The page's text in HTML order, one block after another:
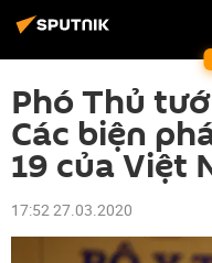
Phó Thủ
Các biện
19 của Việt
17:52 27.03.2020